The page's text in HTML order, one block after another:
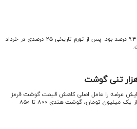
اقتصادنیوز:تورم ماهانه کل خانوارهای کشور در بهمن ماه برابر با ۹.۴ درصد بود. پس از تورم تاریخی ۲۵ درصدی در خرداد
عرضه را عامل اصلی کاهش قیمت گوشت قرمز
دانست و گفت: قیمت کنونی هرکیلو گوشت قرمز برزیلی کمتر از یک میلیون تومان، گوشت هندی ۸۰۰ تا ۸۵۰